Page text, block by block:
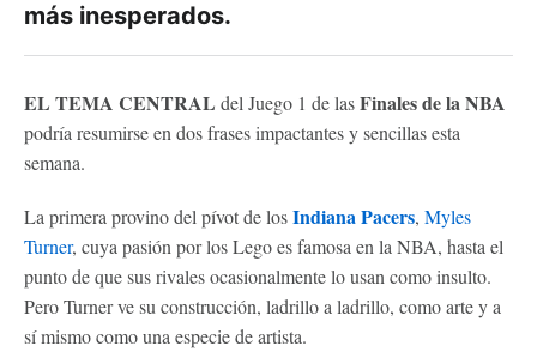
más inesperados.
EL TEMA CENTRAL del Juego 1 de lasFinales de la NBA
podría resumirse en dos frases impactantes y sencillas esta
semana.
La primera provino del pívot de losIndiana Pacers, Myles
Turner, cuya pasión por los Lego es famosa en la NBA, hasta el
punto de que sus rivales ocasionalmente lo usan como insulto.
Pero Turner ve su construcción, ladrillo a ladrillo, como arte y a
sí mismo como una especie de artista.